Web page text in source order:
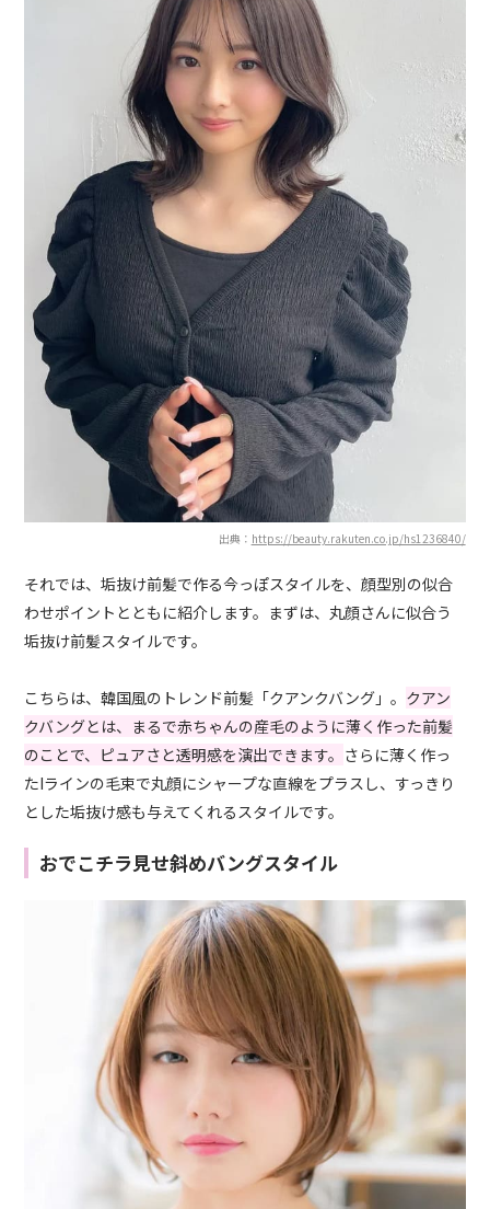
出典： https://beauty.rakuten.co.jp/hs1236840/
それでは、垢抜け前髪で作る今っぽスタイルを、顔型別の似合
わせポイントとともに紹介します。まずは、丸顔さんに似合う
垢抜け前髪スタイルです。
こちらは、韓国風のトレンド前髪「クアンクバング」。 クアン
クバングとは、まるで赤ちゃんの産毛のように薄く作った前髪
のことで、ピュアさと透明感を演出できます。 さらに薄く作っ
たIラインの毛束で丸顔にシャープな直線をプラスし、すっきり
とした垢抜け感も与えてくれるスタイルです。
おでこチラ見せ斜めバングスタイル